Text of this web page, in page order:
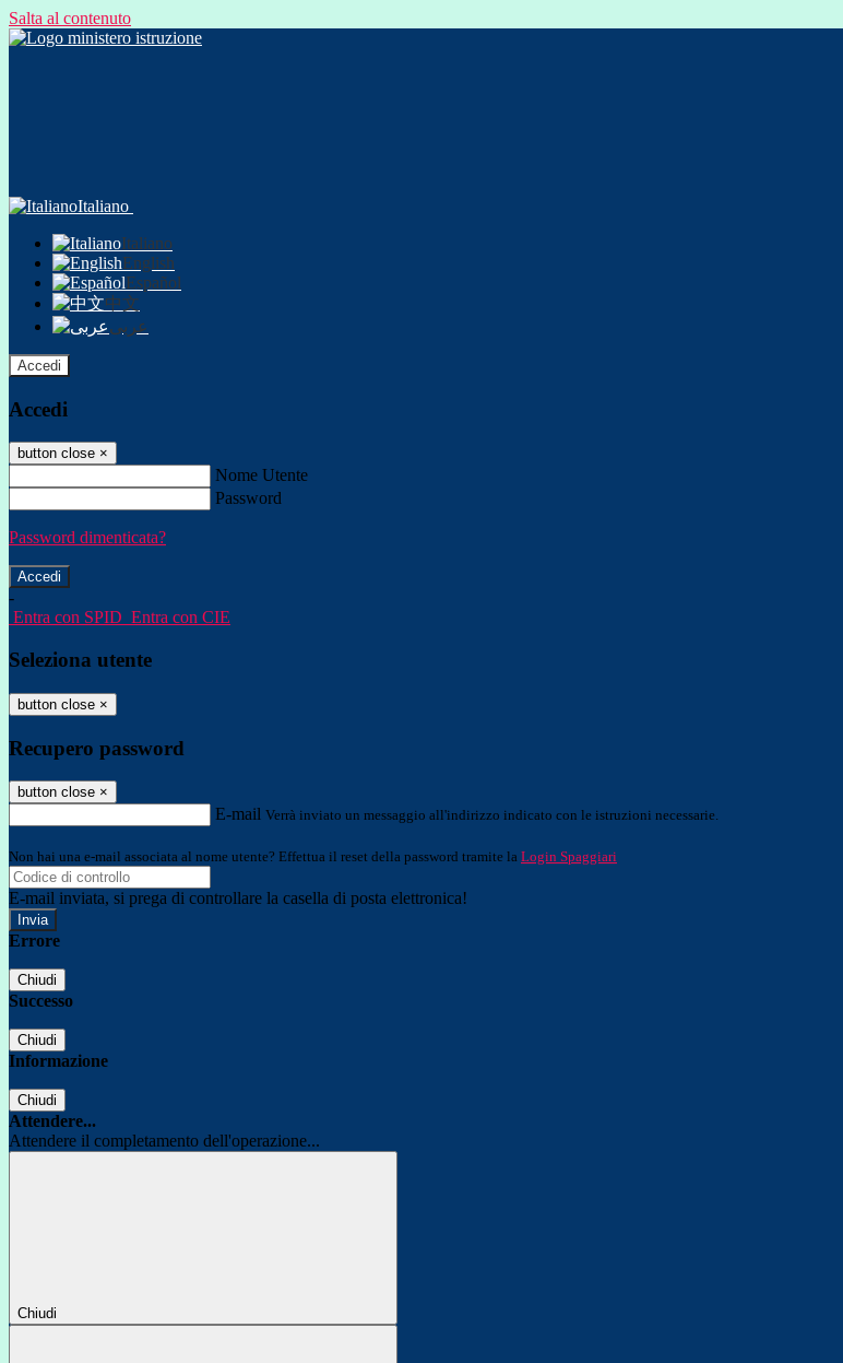
Salta al contenuto
Italiano
Italiano
English
Español
中文
عربى
Accedi
Accedi
button close ×
Nome Utente
Password
Password dimenticata?
-
Entra con SPID Entra con CIE
Seleziona utente
button close ×
Recupero password
button close ×
E-mail Verrà inviato un messaggio all'indirizzo indicato con le istruzioni necessarie.
Non hai una e-mail associata al nome utente? Effettua il reset della password tramite la Login Spaggiari
E-mail inviata, si prega di controllare la casella di posta elettronica!
Errore
Chiudi
Successo
Chiudi
Informazione
Chiudi
Attendere...
Attendere il completamento dell'operazione...
Chiudi